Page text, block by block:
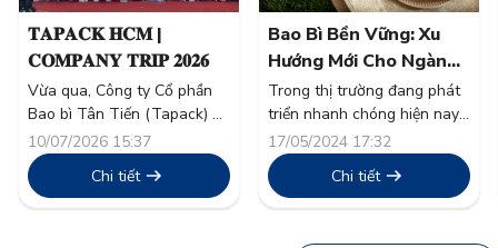
𝐓𝐀𝐏𝐀𝐂𝐊 𝐇𝐂𝐌 |
𝐂𝐎𝐌𝐏𝐀𝐍𝐘 𝐓𝐑𝐈𝐏 𝟐𝟎𝟐𝟔
Vừa qua, Công ty Cổ phần
Bao bì Tân Tiến (Tapack) đã
tổ chức thành công chương
trình nghỉ mát thường niên
“Company Trip 2026” cho
toàn thể cán bộ công nhân
10/07/2026 15:37
Chi tiết
Bao Bì Bền Vững: Xu
Hướng Mới Cho Ngành
Thực Phẩm
Trong thị trường đang phát
triển nhanh chóng hiện nay,
tính bền vững đã vượt xa
khỏi một từ thông dụng và
trở thành nền tảng trong
chiến lược doanh nghiệp.
17/05/2024 17:32
Chi tiết